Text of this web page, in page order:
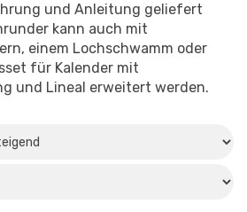
und Anleitung geliefert
kann auch mit
einem Lochschwamm oder
für Kalender mit
und Lineal erweitert werden.